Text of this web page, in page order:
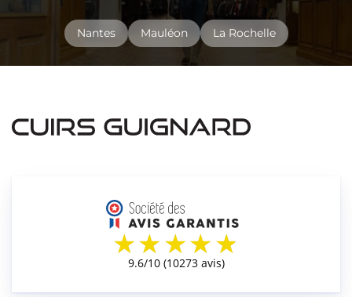
Nantes Mauléon La Rochelle